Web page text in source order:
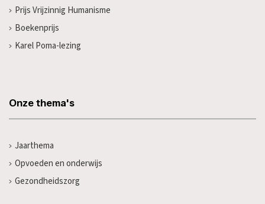
Prijs Vrijzinnig Humanisme
Boekenprijs
Karel Poma-lezing
Onze thema's
Jaarthema
Opvoeden en onderwijs
Gezondheidszorg